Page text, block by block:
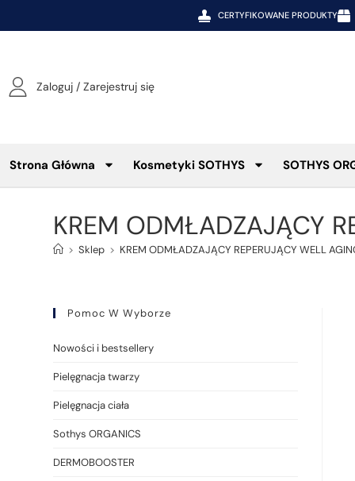
CERTYFIKOWANE PRODUKTY
Zaloguj / Zarejestruj się
Strona Główna Kosmetyki SOTHYS SOTHYS
KREM ODMŁADZAJĄCY
> Sklep > KREM ODMŁADZAJĄCY REPERUJĄCY WELL
Pomoc W Wyborze
Nowości i bestsellery
Pielęgnacja twarzy
Pielęgnacja ciała
Sothys ORGANICS
DERMOBOOSTER